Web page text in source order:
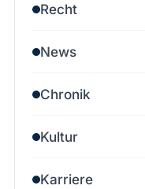
Recht
News
Chronik
Kultur
Karriere